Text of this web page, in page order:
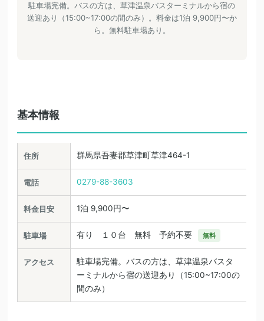
駐車場完備。バスの方は、草津温泉バスターミナルから宿の
送迎あり（15:00~17:00の間のみ）。料金は1泊 9,900円〜か
ら。無料駐車場あり。
基本情報
住所 群馬県吾妻郡草津町草津464-1
電話 0279-88-3603
料金目安 1泊 9,900円〜
駐車場 有り １０台 無料 予約不要 無料
アクセス
駐車場完備。バスの方は、草津温泉バスタ
ーミナルから宿の送迎あり（15:00~17:00の
間のみ）